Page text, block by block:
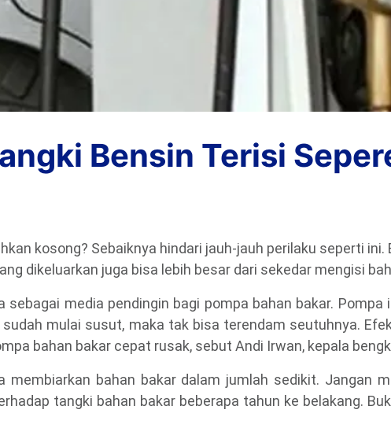
Bensin Terisi
kosong? Sebaiknya hindari jauh-jauh perilaku seperti
dikeluarkan juga bisa lebih besar dari sekedar mengisi
sebagai media pendingin bagi pompa bahan bakar.
mulai susut, maka tak bisa terendam seutuhnya.
bahan bakar cepat rusak, sebut Andi Irwan, kepala
bahan bakar dalam jumlah sedikit. Jangan
tangki bahan bakar beberapa tahun ke belakang.